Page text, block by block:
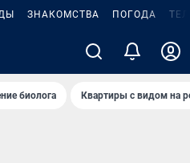
ЗНАКОМСТВА ПОГОДА
биолога Квартиры с видом на